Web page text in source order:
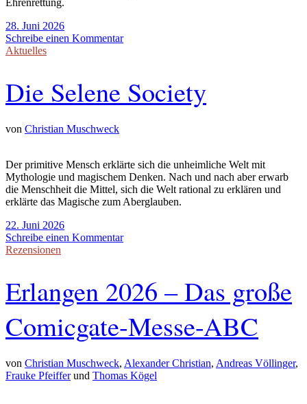
28. Juni 2026
Schreibe einen Kommentar
Aktuelles
Die Selene Society
von Christian Muschweck
Der primitive Mensch erklärte sich die unheimliche Welt mit
Mythologie und magischem Denken. Nach und nach aber erwarb
die Menschheit die Mittel, sich die Welt rational zu erklären und
erklärte das Magische zum Aberglauben.
22. Juni 2026
Schreibe einen Kommentar
Rezensionen
Erlangen 2026 – Das große
Comicgate-Messe-ABC
von Christian Muschweck, Alexander Christian, Andreas Völlinger,
Frauke Pfeifferund Thomas Kögel